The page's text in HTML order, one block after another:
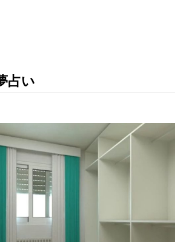
占い